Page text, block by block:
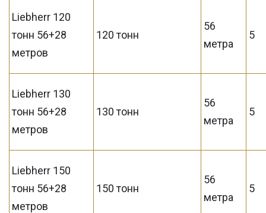
Liebherr 120
тонн 56+28
метров
120 тонн
56
метра
5
Liebherr 130
тонн 56+28
метров
130 тонн
56
метра
5
Liebherr 150
тонн 56+28
метров
150 тонн
56
метра
5